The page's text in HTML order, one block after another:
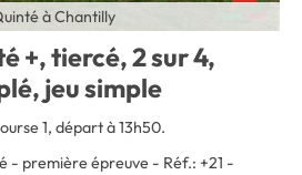
à Chantilly
+, tiercé, 2 sur 4,
jeu simple
1, départ à 13h50.
- première épreuve - Réf.: +21 -